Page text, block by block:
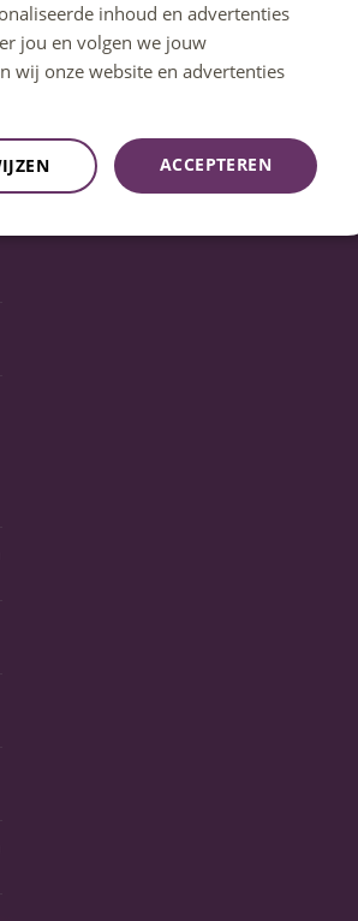
ENGLISH
inhoud en advertenties
jou en volgen we jouw
wij onze website en advertenties
ACCEPTEREN